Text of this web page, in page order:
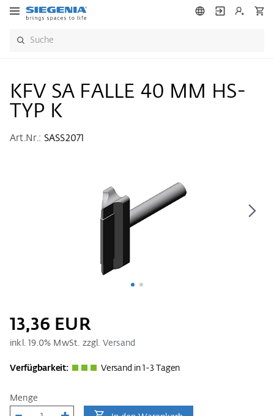
KFV SA FALLE 40 MM HS-
TYP K
Art.Nr.: SASS2071
13,36 EUR
inkl. 19.0% MwSt. zzgl. Versand
Verfügbarkeit: Versand in 1-3 Tagen
Menge